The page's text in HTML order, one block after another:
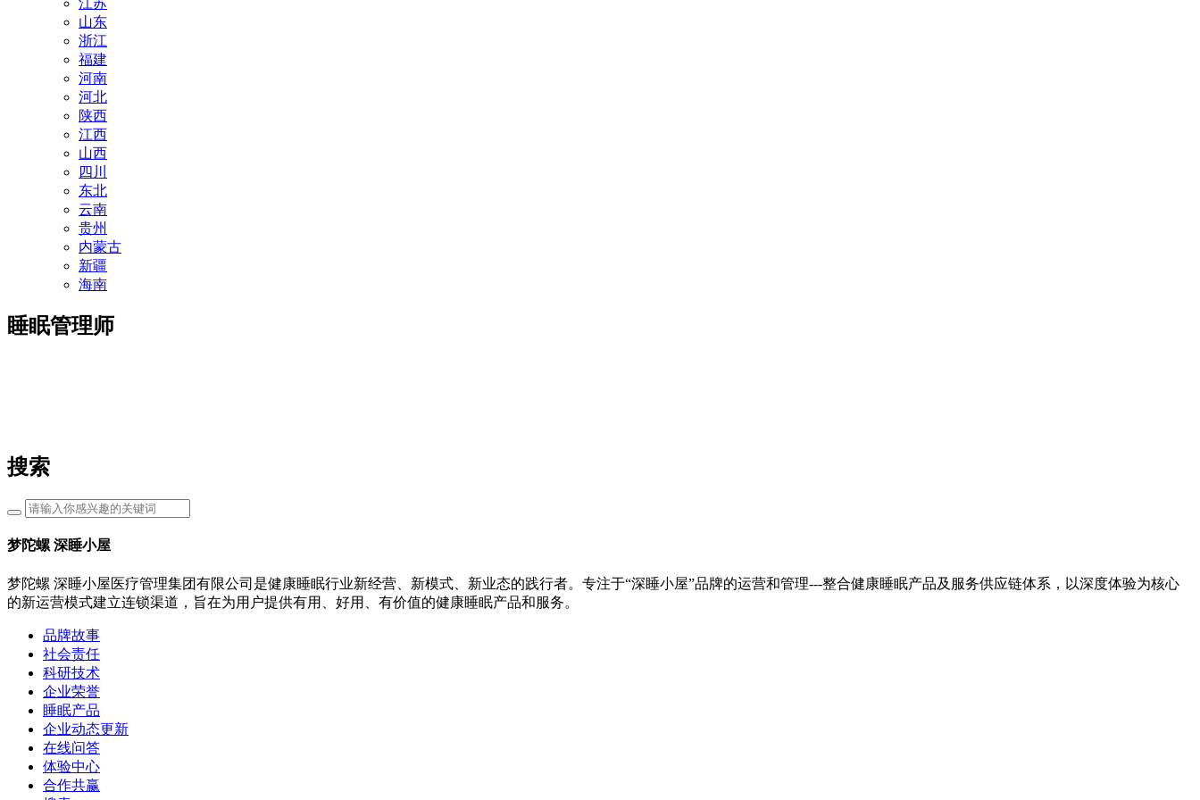
山东
浙江
福建
河南
河北
陕西
江西
山西
四川
东北
云南
贵州
内蒙古
新疆
海南
睡眠管理师
搜索
梦陀螺 深睡小屋
梦陀螺 深睡小屋医疗管理集团有限公司是健康睡眠行业新经营、新模式、新业态的践行者。专注于“深睡小屋”品牌的运营和管理---整合健康睡眠产品及服务供应链体系，以深度体验为核心
的新运营模式建立连锁渠道，旨在为用户提供有用、好用、有价值的健康睡眠产品和服务。
品牌故事
社会责任
科研技术
企业荣誉
睡眠产品
企业动态更新
在线问答
体验中心
合作共赢